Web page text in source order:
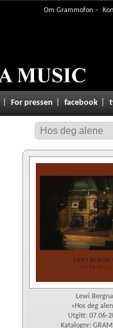
Om Grammofon
For pressen facebook
Lewi
«Hos deg
Utgitt: 07.06-
Katalognr: